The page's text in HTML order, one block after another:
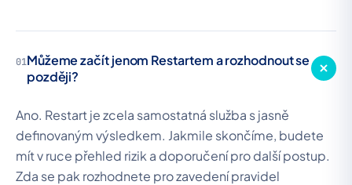
01Můžeme začít jenom Restartem a rozhodnout se
později?
Ano. Restart je zcela samostatná služba s jasně
definovaným výsledkem. Jakmile skončíme, budete
mít v ruce přehled rizik a doporučení pro další postup.
Zda se pak rozhodnete pro zavedení pravidel